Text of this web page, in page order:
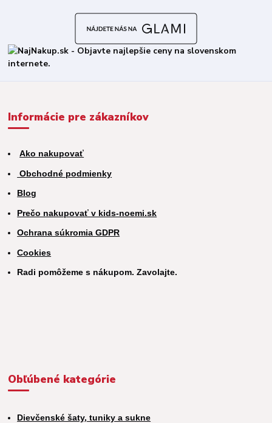
Informácie pre zákazníkov
Ako nakupovať
Obchodné podmienky
Blog
Prečo nakupovať v kids-noemi.sk
Ochrana súkromia GDPR
Cookies
Radi pomôžeme s nákupom. Zavolajte.
Obľúbené kategórie
Dievčenské šaty, tuniky a sukne